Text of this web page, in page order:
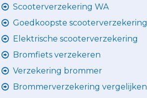
Scooterverzekering WA
Goedkoopste scooterverzekering
Elektrische scooterverzekering
Bromfiets verzekeren
Verzekering brommer
Brommerverzekering vergelijken